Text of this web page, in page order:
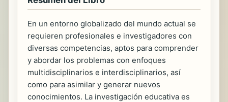
En un entorno globalizado del mundo actual se
requieren profesionales e investigadores con
diversas competencias, aptos para comprender
y abordar los problemas con enfoques
multidisciplinarios e interdisciplinarios, así
como para asimilar y generar nuevos
conocimientos. La investigación educativa es